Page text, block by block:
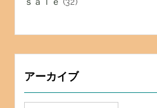
アーカイブ